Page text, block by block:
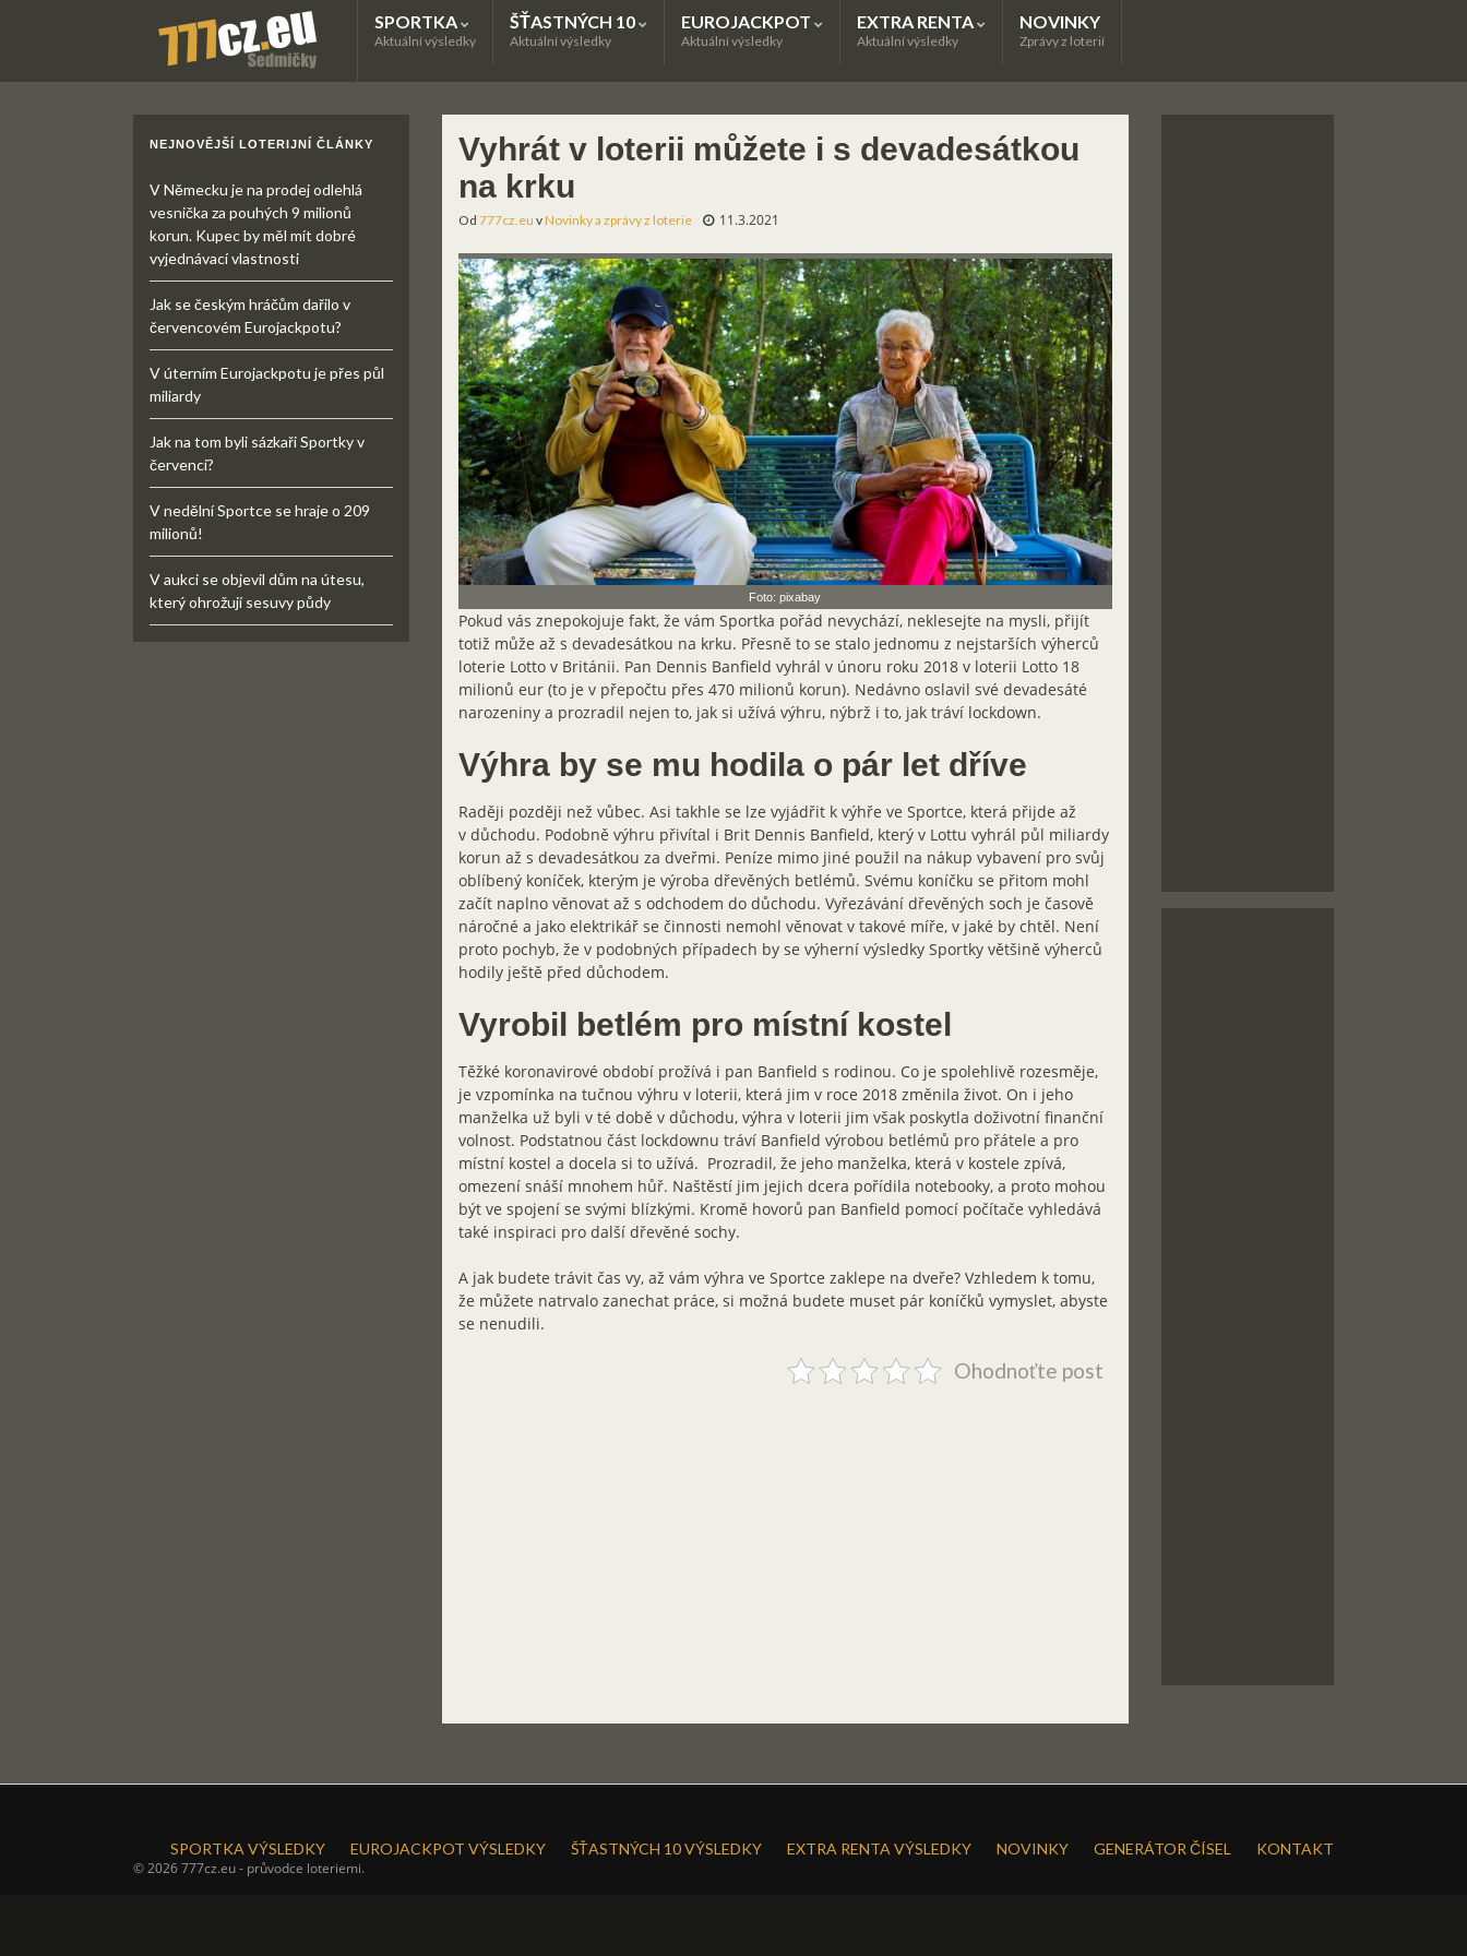
SPORTKA
Aktuální výsledky
ŠŤASTNÝCH 10
Aktuální výsledky
EUROJACKPOT
Aktuální výsledky
EXTRA RENTA
Aktuální výsledky
NOVINKY
Zprávy z loterií
Vyhrát v loterii můžete i s devadesátkou
na krku
Od 777cz.eu vNovinky a zprávy z loterie 11.3.2021
Foto: pixabay
Pokud vás znepokojuje fakt, že vám Sportka pořád nevychází, neklesejte na mysli, přijít
totiž může až s devadesátkou na krku. Přesně to se stalo jednomu z nejstarších výherců
loterie Lotto v Británii. Pan Dennis Banfield vyhrál v únoru roku 2018 v loterii Lotto 18
milionů eur (to je v přepočtu přes 470 milionů korun). Nedávno oslavil své devadesáté
narozeniny a prozradil nejen to, jak si užívá výhru, nýbrž i to, jak tráví lockdown.
Výhra by se mu hodila o pár let dříve
Raději později než vůbec. Asi takhle se lze vyjádřit k výhře ve Sportce, která přijde až
v důchodu. Podobně výhru přivítal i Brit Dennis Banfield, který v Lottu vyhrál půl miliardy
korun až s devadesátkou za dveřmi. Peníze mimo jiné použil na nákup vybavení pro svůj
oblíbený koníček, kterým je výroba dřevěných betlémů. Svému koníčku se přitom mohl
začít naplno věnovat až s odchodem do důchodu. Vyřezávání dřevěných soch je časově
náročné a jako elektrikář se činnosti nemohl věnovat v takové míře, v jaké by chtěl. Není
proto pochyb, že v podobných případech by se výherní výsledky Sportky většině výherců
hodily ještě před důchodem.
Vyrobil betlém pro místní kostel
Těžké koronavirové období prožívá i pan Banfield s rodinou. Co je spolehlivě rozesměje,
je vzpomínka na tučnou výhru v loterii, která jim v roce 2018 změnila život. On i jeho
manželka už byli v té době v důchodu, výhra v loterii jim však poskytla doživotní finanční
volnost. Podstatnou část lockdownu tráví Banfield výrobou betlémů pro přátele a pro
místní kostel a docela si to užívá. Prozradil, že jeho manželka, která v kostele zpívá,
omezení snáší mnohem hůř. Naštěstí jim jejich dcera pořídila notebooky, a proto mohou
být ve spojení se svými blízkými. Kromě hovorů pan Banfield pomocí počítače vyhledává
také inspiraci pro další dřevěné sochy.
A jak budete trávit čas vy, až vám výhra ve Sportce zaklepe na dveře? Vzhledem k tomu,
že můžete natrvalo zanechat práce, si možná budete muset pár koníčků vymyslet, abyste
se nenudili.
Ohodnoťte post
NEJNOVĚJŠÍ LOTERIJNÍ ČLÁNKY
V Německu je na prodej odlehlá
vesnička za pouhých 9 milionů
korun. Kupec by měl mít dobré
vyjednávací vlastnosti
Jak se českým hráčům dařilo v
červencovém Eurojackpotu?
V úterním Eurojackpotu je přes půl
miliardy
Jak na tom byli sázkaři Sportky v
červenci?
V nedělní Sportce se hraje o 209
milionů!
V aukci se objevil dům na útesu,
který ohrožují sesuvy půdy
SPORTKA VÝSLEDKY EUROJACKPOT VÝSLEDKY ŠŤASTNÝCH 10 VÝSLEDKY EXTRA RENTA VÝSLEDKY NOVINKY GENERÁTOR ČÍSEL
KONTAKT
© 2026 777cz.eu - průvodce loteriemi.